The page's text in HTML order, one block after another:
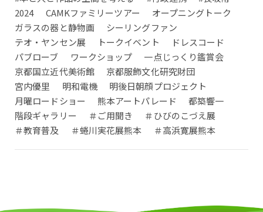
2024
CAMKファミリーツアー
オープニングトーク
ガラスの器と静物画
シーリングファン
テオ・ヤンセン展
トークイベント
ドレスコード
パブローブ
ワークショップ
一点じっくり鑑賞会
京都国立近代美術館
京都服飾文化研究財団
宮内優里
明和電機
明後日朝顔プロジェクト
月曜ロードショー
熊本アートパレード
都築響一
階段ギャラリー
＃ご用聞き
＃ひびのこづえ展
＃教育普及
＃蜷川実花展熊本 ＃高浜寛展熊本